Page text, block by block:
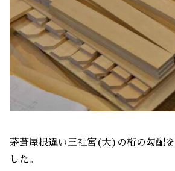
茅葺屋根違い三社宮(大)の桁の勾配
した。